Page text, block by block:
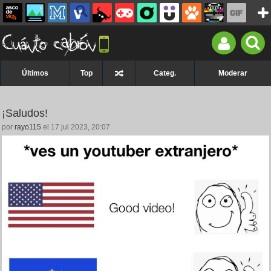
Últimos Top Categ. Moderar
¡Saludos!
por rayo115 el 17 jul 2023, 20:07